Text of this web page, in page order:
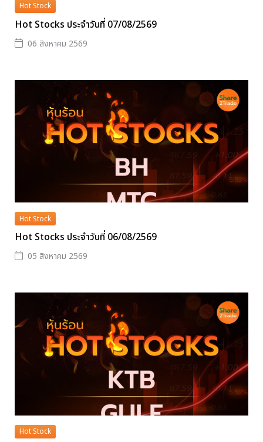
Hot Stock
Hot Stocks ประจำวันที่ 07/08/2569
06 สิงหาคม 2569
Hot Stock
Hot Stocks ประจำวันที่ 06/08/2569
05 สิงหาคม 2569
Hot Stock